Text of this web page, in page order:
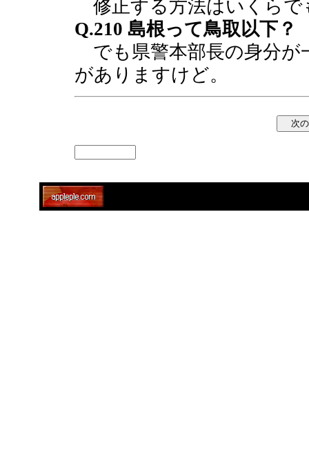
修正する方法はいくらで
Q.210 島根って鳥取以下？
でも県警本部長の身分が
がありますけど。